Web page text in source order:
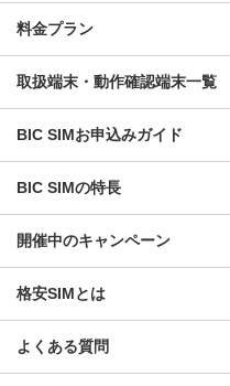
料金プラン
取扱端末・動作確認端末一覧
BIC SIMお申込みガイド
BIC SIMの特長
開催中のキャンペーン
格安SIMとは
よくある質問